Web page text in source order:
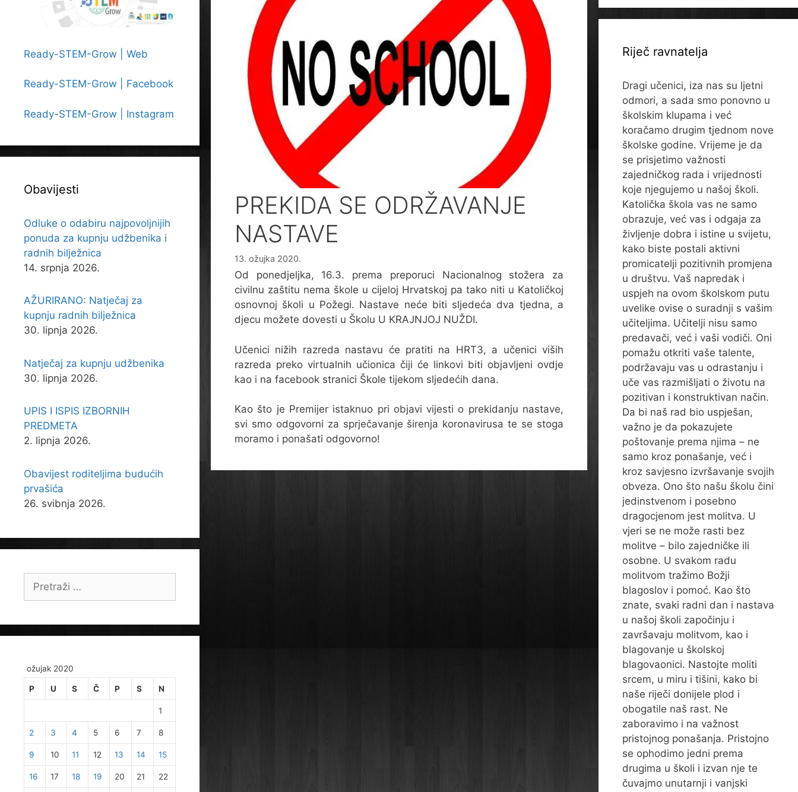
PREKIDA SE ODRŽAVANJE
NASTAVE
13. ožujka 2020.
Od ponedjeljka, 16.3. prema preporuci Nacionalnog stožera za
civilnu zaštitu nema škole u cijeloj Hrvatskoj pa tako niti u Katoličkoj
osnovnoj školi u Požegi. Nastave neće biti sljedeća dva tjedna, a
djecu možete dovesti u Školu U KRAJNJOJ NUŽDI.
Učenici nižih razreda nastavu će pratiti na HRT3, a učenici viših
razreda preko virtualnih učionica čiji će linkovi biti objavljeni ovdje
kao i na facebook stranici Škole tijekom sljedećih dana.
Kao što je Premijer istaknuo pri objavi vijesti o prekidanju nastave,
svi smo odgovorni za sprječavanje širenja koronavirusa te se stoga
moramo i ponašati odgovorno!
Ready-STEM-Grow | Web
Ready-STEM-Grow | Facebook
Ready-STEM-Grow | Instagram
Obavijesti
Odluke o odabiru najpovoljnijih
ponuda za kupnju udžbenika i
radnih bilježnica
14. srpnja 2026.
AŽURIRANO: Natječaj za
kupnju radnih bilježnica
30. lipnja 2026.
Natječaj za kupnju udžbenika
30. lipnja 2026.
UPIS I ISPIS IZBORNIH
PREDMETA
2. lipnja 2026.
Obavijest roditeljima budućih
prvašića
26. svibnja 2026.
ožujak 2020
P U S Č P S N
1
2 3 4 5 6 7 8
9 10 11 12 13 14 15
16 17 18 19 20 21 22
Riječ ravnatelja
Dragi učenici, iza nas su ljetni
odmori, a sada smo ponovno u
školskim klupama i već
koračamo drugim tjednom nove
školske godine. Vrijeme je da
se prisjetimo važnosti
zajedničkog rada i vrijednosti
koje njegujemo u našoj školi.
Katolička škola vas ne samo
obrazuje, već vas i odgaja za
življenje dobra i istine u svijetu,
kako biste postali aktivni
promicatelji pozitivnih promjena
u društvu. Vaš napredak i
uspjeh na ovom školskom putu
uvelike ovise o suradnji s vašim
učiteljima. Učitelji nisu samo
predavači, već i vaši vodiči. Oni
pomažu otkriti vaše talente,
podržavaju vas u odrastanju i
uče vas razmišljati o životu na
pozitivan i konstruktivan način.
Da bi naš rad bio uspješan,
važno je da pokazujete
poštovanje prema njima – ne
samo kroz ponašanje, već i
kroz savjesno izvršavanje svojih
obveza. Ono što našu školu čini
jedinstvenom i posebno
dragocjenom jest molitva. U
vjeri se ne može rasti bez
molitve – bilo zajedničke ili
osobne. U svakom radu
molitvom tražimo Božji
blagoslov i pomoć. Kao što
znate, svaki radni dan i nastava
u našoj školi započinju i
završavaju molitvom, kao i
blagovanje u školskoj
blagovaonici. Nastojte moliti
srcem, u miru i tišini, kako bi
naše riječi donijele plod i
obogatile naš rast. Ne
zaboravimo i na važnost
pristojnog ponašanja. Pristojno
se ophodimo jedni prema
drugima u školi i izvan nje te
čuvajmo unutarnji i vanjski